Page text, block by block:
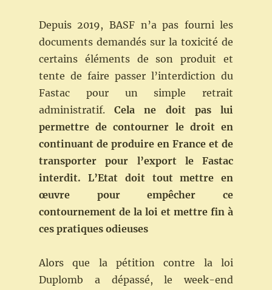
Depuis 2019, BASF n’a pas fourni les
documents demandés sur la toxicité de
certains éléments de son produit et
tente de faire passer l’interdiction du
Fastac pour un simple retrait
administratif. Cela ne doit pas lui
permettre de contourner le droit en
continuant de produire en France et de
transporter pour l’export le
Fastac
interdit.
L’Etat doit tout mettre
en
œuvre
pour empêcher
ce
contournement de la loi et mettre fin à
ces pratiques odieuses
Alors que la pétition contre la loi
Duplomb a dépassé, le week-end